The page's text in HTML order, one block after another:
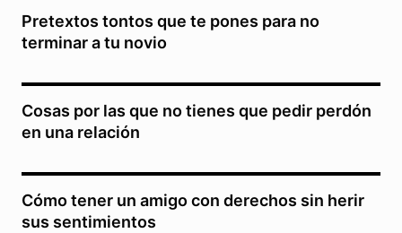
Pretextos tontos que te pones para no
terminar a tu novio
Cosas por las que no tienes que pedir perdón
en una relación
Cómo tener un amigo con derechos sin herir
sus sentimientos